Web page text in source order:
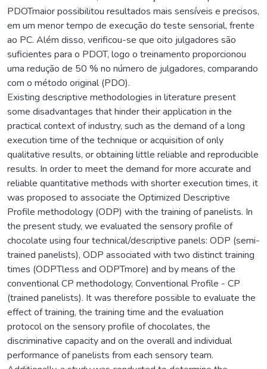
PDOTmaior possibilitou resultados mais sensíveis e precisos,
em um menor tempo de execução do teste sensorial, frente
ao PC. Além disso, verificou-se que oito julgadores são
suficientes para o PDOT, logo o treinamento proporcionou
uma redução de 50 % no número de julgadores, comparando
com o método original (PDO).
Existing descriptive methodologies in literature present
some disadvantages that hinder their application in the
practical context of industry, such as the demand of a long
execution time of the technique or acquisition of only
qualitative results, or obtaining little reliable and reproducible
results. In order to meet the demand for more accurate and
reliable quantitative methods with shorter execution times, it
was proposed to associate the Optimized Descriptive
Profile methodology (ODP) with the training of panelists. In
the present study, we evaluated the sensory profile of
chocolate using four technical/descriptive panels: ODP (semi-
trained panelists), ODP associated with two distinct training
times (ODPTless and ODPTmore) and by means of the
conventional CP methodology, Conventional Profile - CP
(trained panelists). It was therefore possible to evaluate the
effect of training, the training time and the evaluation
protocol on the sensory profile of chocolates, the
discriminative capacity and on the overall and individual
performance of panelists from each sensory team.